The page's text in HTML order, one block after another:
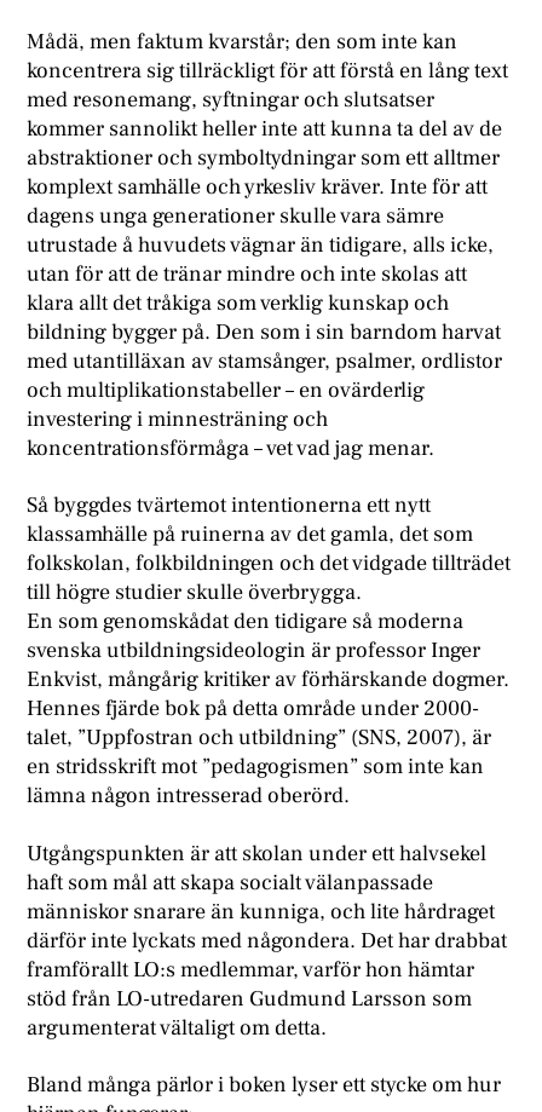
Mådä, men faktum kvarstår; den som inte kan
koncentrera sig tillräckligt för att förstå en lång text
med resonemang, syftningar och slutsatser
kommer sannolikt heller inte att kunna ta del av de
abstraktioner och symboltydningar som ett alltmer
komplext samhälle och yrkesliv kräver. Inte för att
dagens unga generationer skulle vara sämre
utrustade å huvudets vägnar än tidigare, alls icke,
utan för att de tränar mindre och inte skolas att
klara allt det tråkiga som verklig kunskap och
bildning bygger på. Den som i sin barndom harvat
med utantilläxan av stamsånger, psalmer, ordlistor
och multiplikationstabeller – en ovärderlig
investering i minnesträning och
koncentrationsförmåga – vet vad jag menar.
Så byggdes tvärtemot intentionerna ett nytt
klassamhälle på ruinerna av det gamla, det som
folkskolan, folkbildningen och det vidgade tillträdet
till högre studier skulle överbrygga.
En som genomskådat den tidigare så moderna
svenska utbildningsideologin är professor Inger
Enkvist, mångårig kritiker av förhärskande dogmer.
Hennes fjärde bok på detta område under 2000-
talet, ”Uppfostran och utbildning” (SNS, 2007), är
en stridsskrift mot ”pedagogismen” som inte kan
lämna någon intresserad oberörd.
Utgångspunkten är att skolan under ett halvsekel
haft som mål att skapa socialt välanpassade
människor snarare än kunniga, och lite hårdraget
därför inte lyckats med någondera. Det har drabbat
framförallt LO:s medlemmar, varför hon hämtar
stöd från LO-utredaren Gudmund Larsson som
argumenterat vältaligt om detta.
Bland många pärlor i boken lyser ett stycke om hur